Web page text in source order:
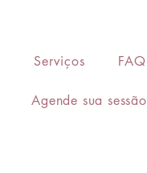
Serviços FAQ
Agende sua sessão